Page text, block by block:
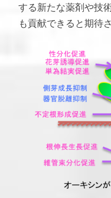
する新たな薬剤や技
も貢献できると期待